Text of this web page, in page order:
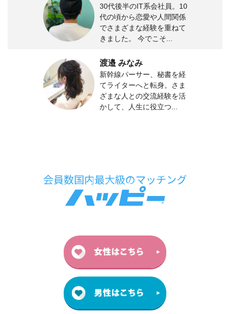
30代後半のIT系会社員。10
代の頃から恋愛や人間関係
でさまざまな経験を重ねて
きました。 今でこそ...
渡邉 みなみ
新幹線パーサー、秘書を経
てライターへと転身。さま
ざまな人との交流経験を活
かして、人生に役立つ...